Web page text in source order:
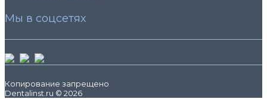
Мы в соцсетях
Копирование запрещено
Dentalinst.ru © 2026